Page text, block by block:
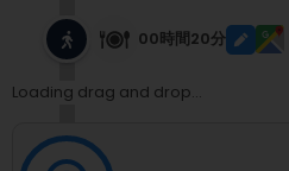
00時間20分
Loading drag and drop...